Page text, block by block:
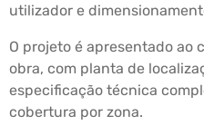
utilizador e
O projeto é apresentado ao
obra, com planta de
especificação técnica
cobertura por zona.